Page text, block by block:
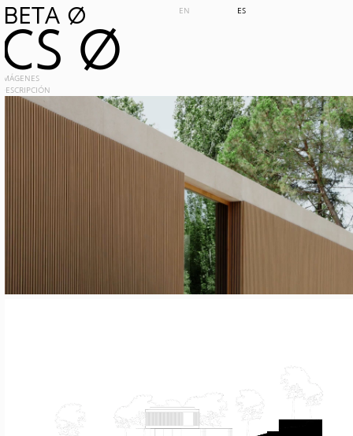
BETA 0 EN ES
CS 0
IMÁGENES
DESCRIPCIÓN